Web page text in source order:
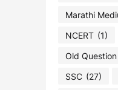
Marathi
NCERT (1)
Old
SSC (27)